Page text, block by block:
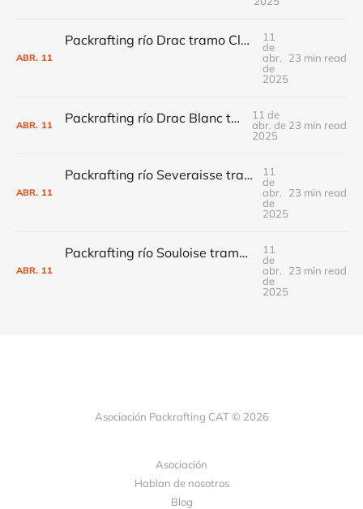
ABR. 11
Packrafting río Drac tramo Clasico Mekong Camping a Puente
11
de
abr.
de
2025
23 min read
ABR. 11 Packrafting río Drac Blanc tramo Tramo clásico
11 de
abr. de
2025
23 min read
ABR. 11
Packrafting río Severaisse tramo Clásico Le Bourg a puente antes presa
11
de
abr.
de
2025
23 min read
ABR. 11
Packrafting río Souloise tramo De les Gorges de l'Infernet al pantano de Sautet
11
de
abr.
de
2025
23 min read
Asociación Packrafting CAT © 2026
Asociación
Hablan de nosotros
Blog